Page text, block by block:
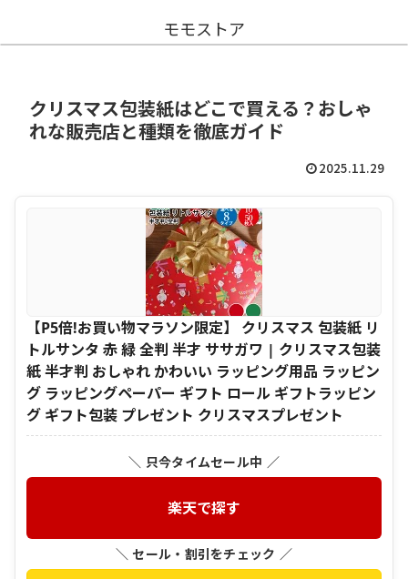
モモストア
クリスマス包装紙はどこで買える？おしゃ
れな販売店と種類を徹底ガイド
2025.11.29
【P5倍!お買い物マラソン限定】 クリスマス 包装紙 リ
トルサンタ 赤 緑 全判 半才 ササガワ | クリスマス包装
紙 半才判 おしゃれ かわいい ラッピング用品 ラッピン
グ ラッピングペーパー ギフト ロール ギフトラッピン
グ ギフト包装 プレゼント クリスマスプレゼント
＼ 只今タイムセール中 ／
楽天で探す
＼ セール・割引をチェック ／